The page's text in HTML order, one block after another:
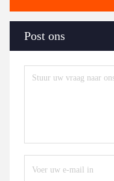
Post ons